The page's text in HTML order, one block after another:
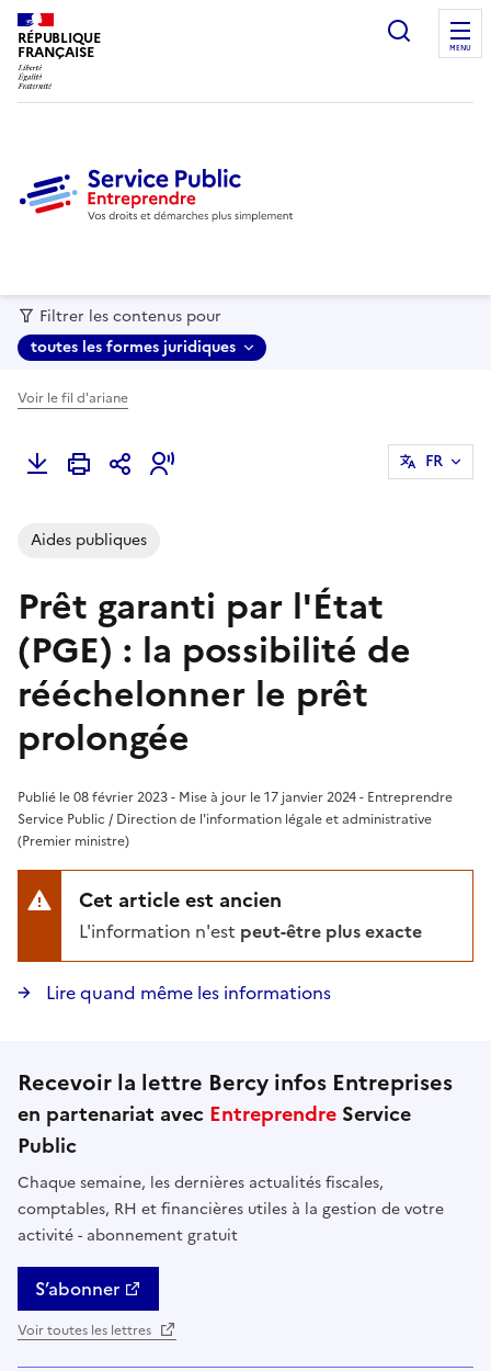
RÉPUBLIQUE
FRANÇAISE MENU
Filtrer les contenus pour
toutes les formes juridiques
Voir le fil d'ariane
FR
Aides publiques
Prêt garanti par l'État
(PGE) : la possibilité de
rééchelonner le prêt
prolongée
Publié le 08 février 2023 - Mise à jour le 17 janvier 2024 - Entreprendre
Service Public / Direction de l'information légale et administrative
(Premier ministre)
Cet article est ancien
L'information n'est peut-être plus exacte
Lire quand même les informations
Recevoir la lettre Bercy infos Entreprises
en partenariat avec Entreprendre Service
Public
Chaque semaine, les dernières actualités fiscales,
comptables, RH et financières utiles à la gestion de votre
activité - abonnement gratuit
S’abonner
Voir toutes les lettres